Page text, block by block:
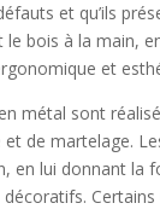
et qu’ils
le bois à la main,
et
métal sont
de martelage.
en lui donnant la